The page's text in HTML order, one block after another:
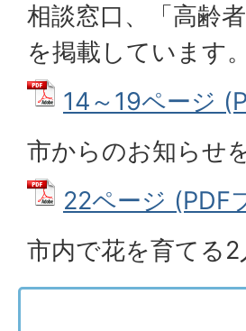
相談窓口、「高齢
を掲載しています。
14～19ページ
市からのお知らせ
22ページ (PDF
市内で花を育てる